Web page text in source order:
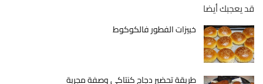
قد يعجبك أيضا
خبيزات الفطور فالكوكوط
طريقة تحضير دجاج كنتاكي وصفة مجربة